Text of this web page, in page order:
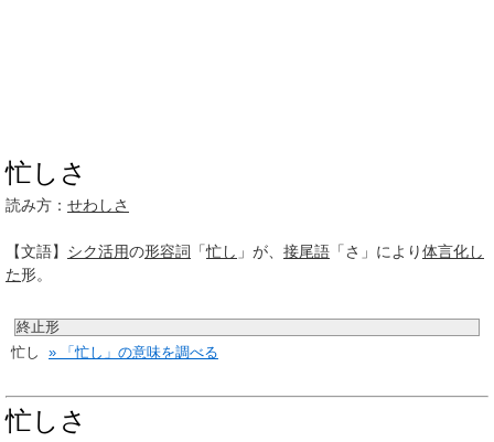
忙しさ
読み方： せわしさ
【文語】 シク活用の形容詞 「忙し 」が、 接尾語 「さ」により体言化し
た形。
終止形
忙し » 「忙し」の意味を調べる
忙しさ